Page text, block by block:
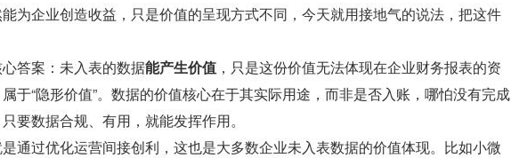
为企业创造收益，只是价值的呈现方式不同，今天就用接地气的说法，把这件
答案：未入表的数据能产生价值 ，只是这份价值无法体现在企业财务报表的资
于“隐形价值”。数据的价值核心在于其实际用途，而非是否入账，哪怕没有完成
要数据合规、有用，就能发挥作用。
通过优化运营间接创利，这也是大多数企业未入表数据的价值体现。比如小微